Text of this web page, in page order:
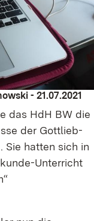
- 21.07.2021
das HdH BW die
der Gottlieb-
Sie hatten sich in
Unterricht